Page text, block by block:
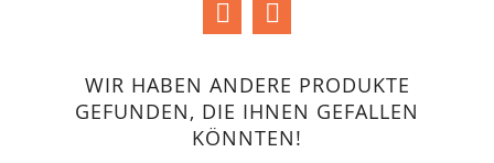
WIR HABEN ANDERE PRODUKTE
GEFUNDEN, DIE IHNEN GEFALLEN
KÖNNTEN!